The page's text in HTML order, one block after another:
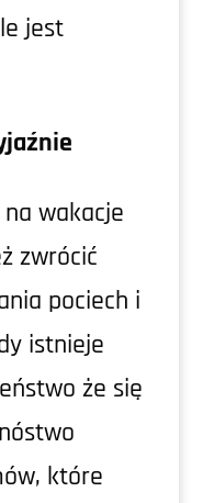
jest
wakacje
zwrócić
pociech i
istnieje
że się
które